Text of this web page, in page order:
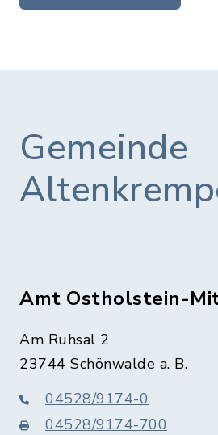
Gemeinde
Amt Ostholstein-
Am Ruhsal 2
23744 Schönwalde a. B.
04528/9174-0
04528/9174-700